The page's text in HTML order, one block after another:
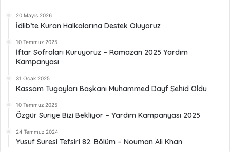
20 Mayıs 2026
İdlib’te Kuran Halkalarına Destek Oluyoruz
10 Temmuz 2025
İftar Sofraları Kuruyoruz – Ramazan 2025 Yardım
Kampanyası
31 Ocak 2025
Kassam Tugayları Başkanı Muhammed Dayf Şehid Oldu
10 Temmuz 2025
Özgür Suriye Bizi Bekliyor – Yardım Kampanyası 2025
24 Temmuz 2024
Yusuf Suresi Tefsiri 82. Bölüm – Nouman Ali Khan